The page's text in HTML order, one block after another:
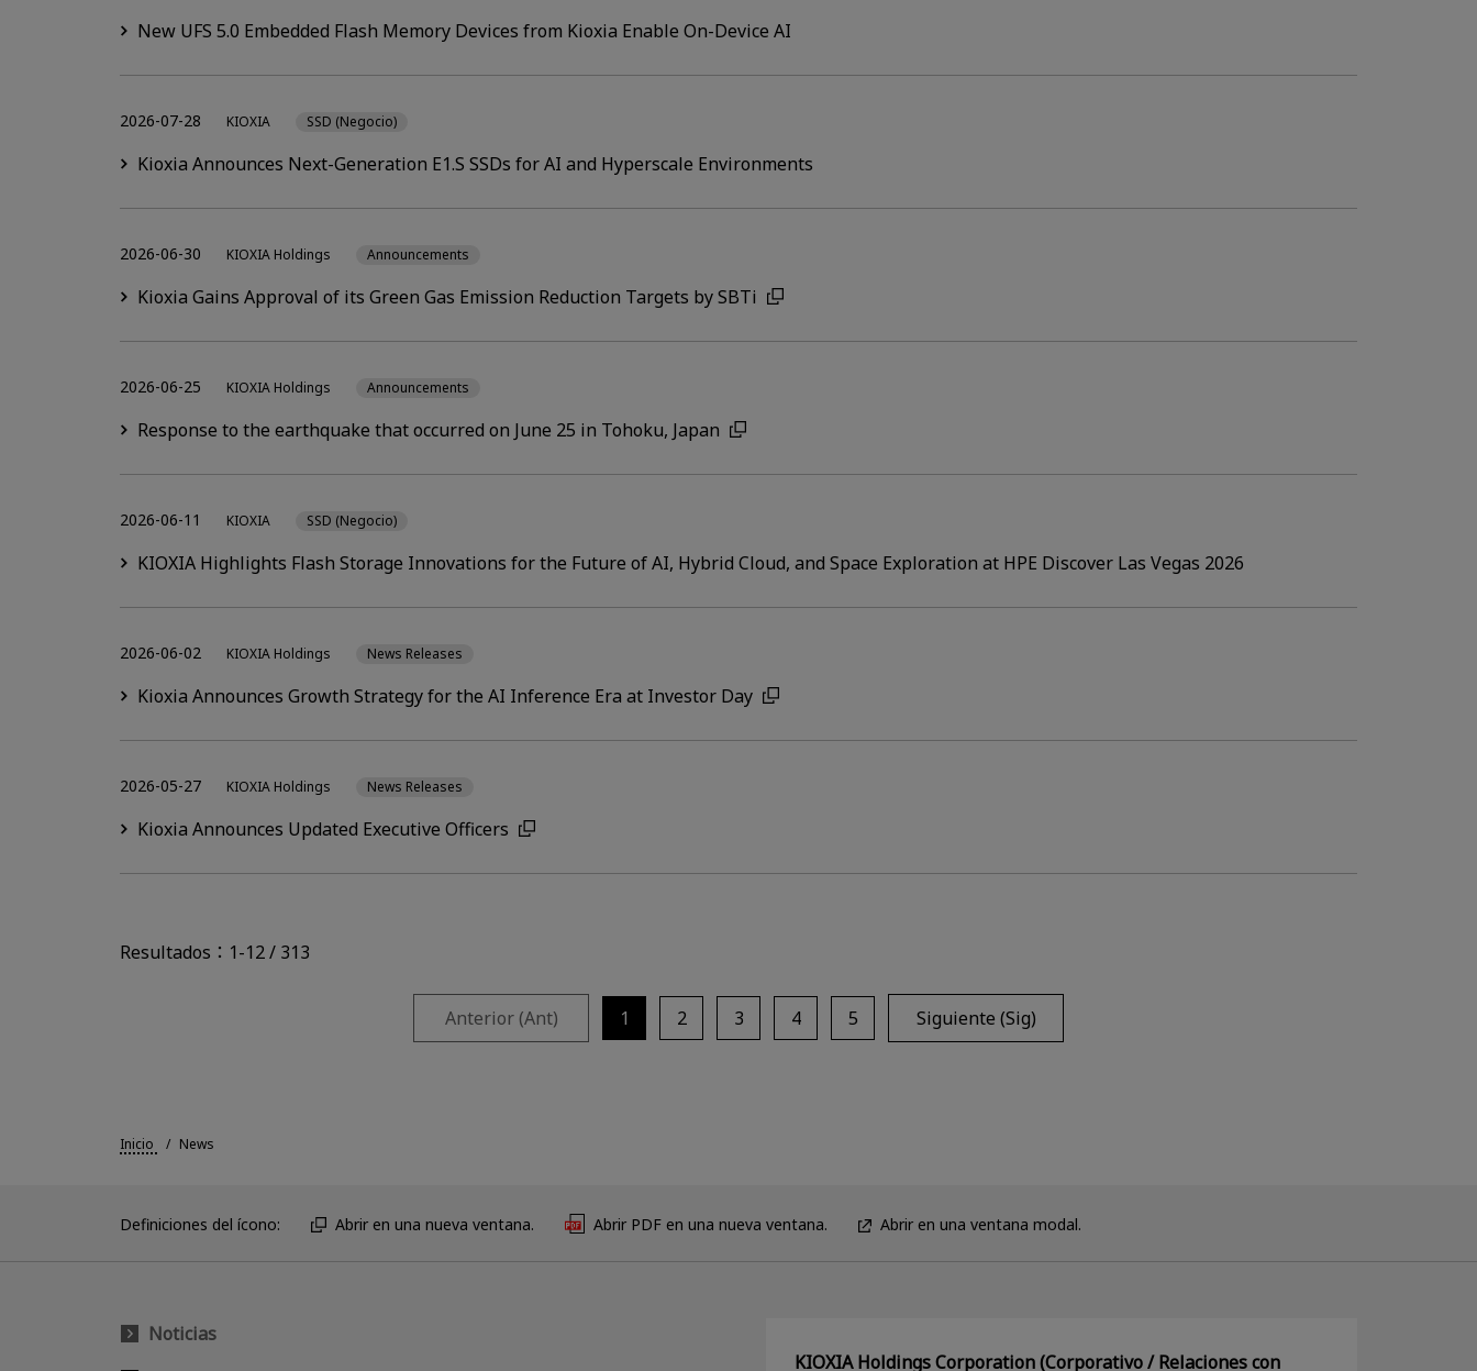
New UFS 5.0 Embedded Flash Memory Devices from Kioxia Enable On-Device AI
Kioxia Announces Next-Generation E1.S SSDs for AI and Hyperscale Environments
2026-07-28 KIOXIA SSD (Negocio)
Kioxia Gains Approval of its Green Gas Emission Reduction Targets by SBTi
2026-06-30 KIOXIA Holdings Announcements
Response to the earthquake that occurred on June 25 in Tohoku, Japan
2026-06-25 KIOXIA Holdings Announcements
KIOXIA Highlights Flash Storage Innovations for the Future of AI, Hybrid Cloud, and Space Exploration at HPE Discover Las Vegas 2026
2026-06-11 KIOXIA SSD (Negocio)
Kioxia Announces Growth Strategy for the AI Inference Era at Investor Day
2026-06-02 KIOXIA Holdings News Releases
Kioxia Announces Updated Executive Officers
2026-05-27 KIOXIA Holdings News Releases
Resultados：1-12 / 313
Anterior (Ant) 1 2 3 4 5 Siguiente (Sig)
Inicio News
Definiciones del ícono: Abrir en una nueva ventana. Abrir PDF en una nueva ventana. Abrir en una ventana modal.
Noticias
KIOXIA Holdings Corporation (Corporativo / Relaciones con